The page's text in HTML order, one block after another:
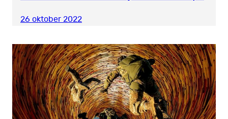
26 oktober 2022